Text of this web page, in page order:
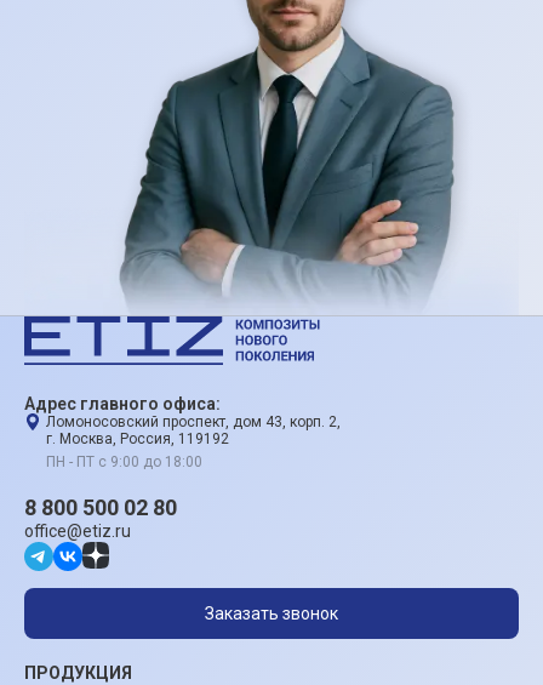
Адрес главного офиса:
Ломоносовский проспект, дом 43, корп. 2,
г. Москва, Россия, 119192
ПН - ПТ с 9:00 до 18:00
ПРОДУКЦИЯ
8 800 500 02 80
office@etiz.ru
Заказать звонок